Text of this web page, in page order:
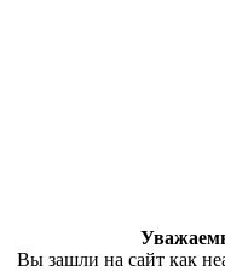
Вы зашли на сайт как